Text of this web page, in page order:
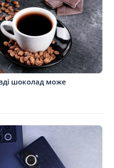
шоколад може